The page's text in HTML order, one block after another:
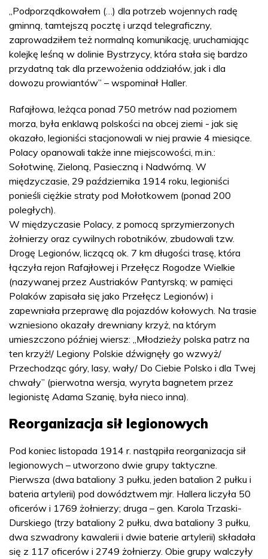
„Podporządkowałem (…) dla potrzeb wojennych radę
gminną, tamtejszą pocztę i urząd telegraficzny,
zaprowadziłem też normalną komunikację, uruchamiając
kolejkę leśną w dolinie Bystrzycy, która stała się bardzo
przydatną tak dla przewożenia oddziałów, jak i dla
dowozu prowiantów” – wspominał Haller.
Rafajłowa, leżąca ponad 750 metrów nad poziomem
morza, była enklawą polskości na obcej ziemi - jak się
okazało, legioniści stacjonowali w niej prawie 4 miesiące.
Polacy opanowali także inne miejscowości, m.in.:
Sołotwinę, Zieloną, Pasieczną i Nadwórną. W
międzyczasie, 29 października 1914 roku, legioniści
ponieśli ciężkie straty pod Mołotkowem (ponad 200
poległych).
W międzyczasie Polacy, z pomocą sprzymierzonych
żołnierzy oraz cywilnych robotników, zbudowali tzw.
Drogę Legionów, liczącą ok. 7 km długości trasę, która
łączyła rejon Rafajłowej i Przełęcz Rogodze Wielkie
(nazywanej przez Austriaków Pantyrską; w pamięci
Polaków zapisała się jako Przełęcz Legionów) i
zapewniała przeprawę dla pojazdów kołowych. Na trasie
wzniesiono okazały drewniany krzyż, na którym
umieszczono później wiersz: „Młodzieży polska patrz na
ten krzyż!/ Legiony Polskie dźwignęły go wzwyż/
Przechodząc góry, lasy, wały/ Do Ciebie Polsko i dla Twej
chwały” (pierwotna wersja, wyryta bagnetem przez
legionistę Adama Szanię, była nieco inna).
Reorganizacja sił legionowych
Pod koniec listopada 1914 r. nastąpiła reorganizacja sił
legionowych – utworzono dwie grupy taktyczne.
Pierwsza (dwa bataliony 3 pułku, jeden batalion 2 pułku i
bateria artylerii) pod dowództwem mjr. Hallera liczyła 50
oficerów i 1769 żołnierzy; druga – gen. Karola Trzaski-
Durskiego (trzy bataliony 2 pułku, dwa bataliony 3 pułku,
dwa szwadrony kawalerii i dwie baterie artylerii) składała
się z 117 oficerów i 2749 żołnierzy. Obie grupy walczyły